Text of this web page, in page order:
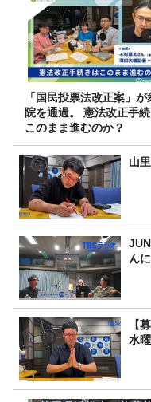
「国民投票法改正案」が
院を通過。 憲法改正手
このまま進むのか？
山
ん
【
水